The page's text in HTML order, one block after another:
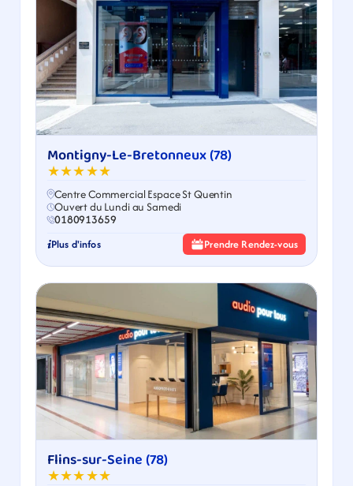
Montigny-Le-Bretonneux (78)
★★★★★
Centre Commercial Espace St Quentin
Ouvert du Lundi au Samedi
0180913659
Plus d'infos Prendre Rendez-vous
Flins-sur-Seine (78)
★★★★★